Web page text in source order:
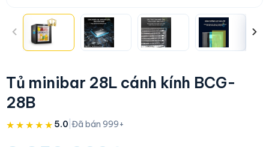
Tủ minibar 28L cánh kính BCG-
28B
★★★★★ 5.0 Đã bán 999+